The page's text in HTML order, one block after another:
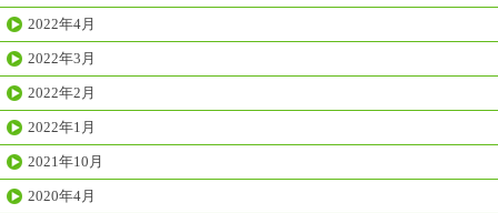
2022年4月
2022年3月
2022年2月
2022年1月
2021年10月
2020年4月